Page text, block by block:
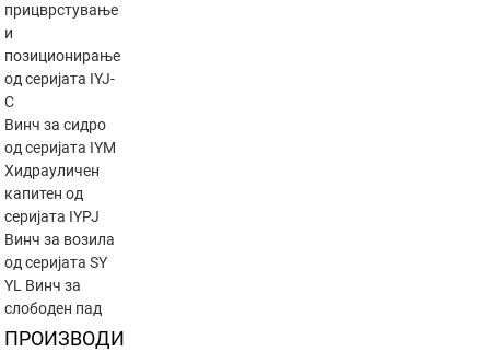
прицврстување
и
позиционирање
од серијата IYJ-
C
Винч за сидро
од серијата IYM
Хидрауличен
капитен од
серијата IYPJ
Винч за возила
од серијата SY
YL Винч за
слободен пад
ПРОИЗВОДИ